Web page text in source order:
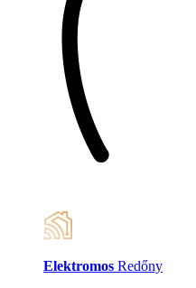
Elektromos Redőny